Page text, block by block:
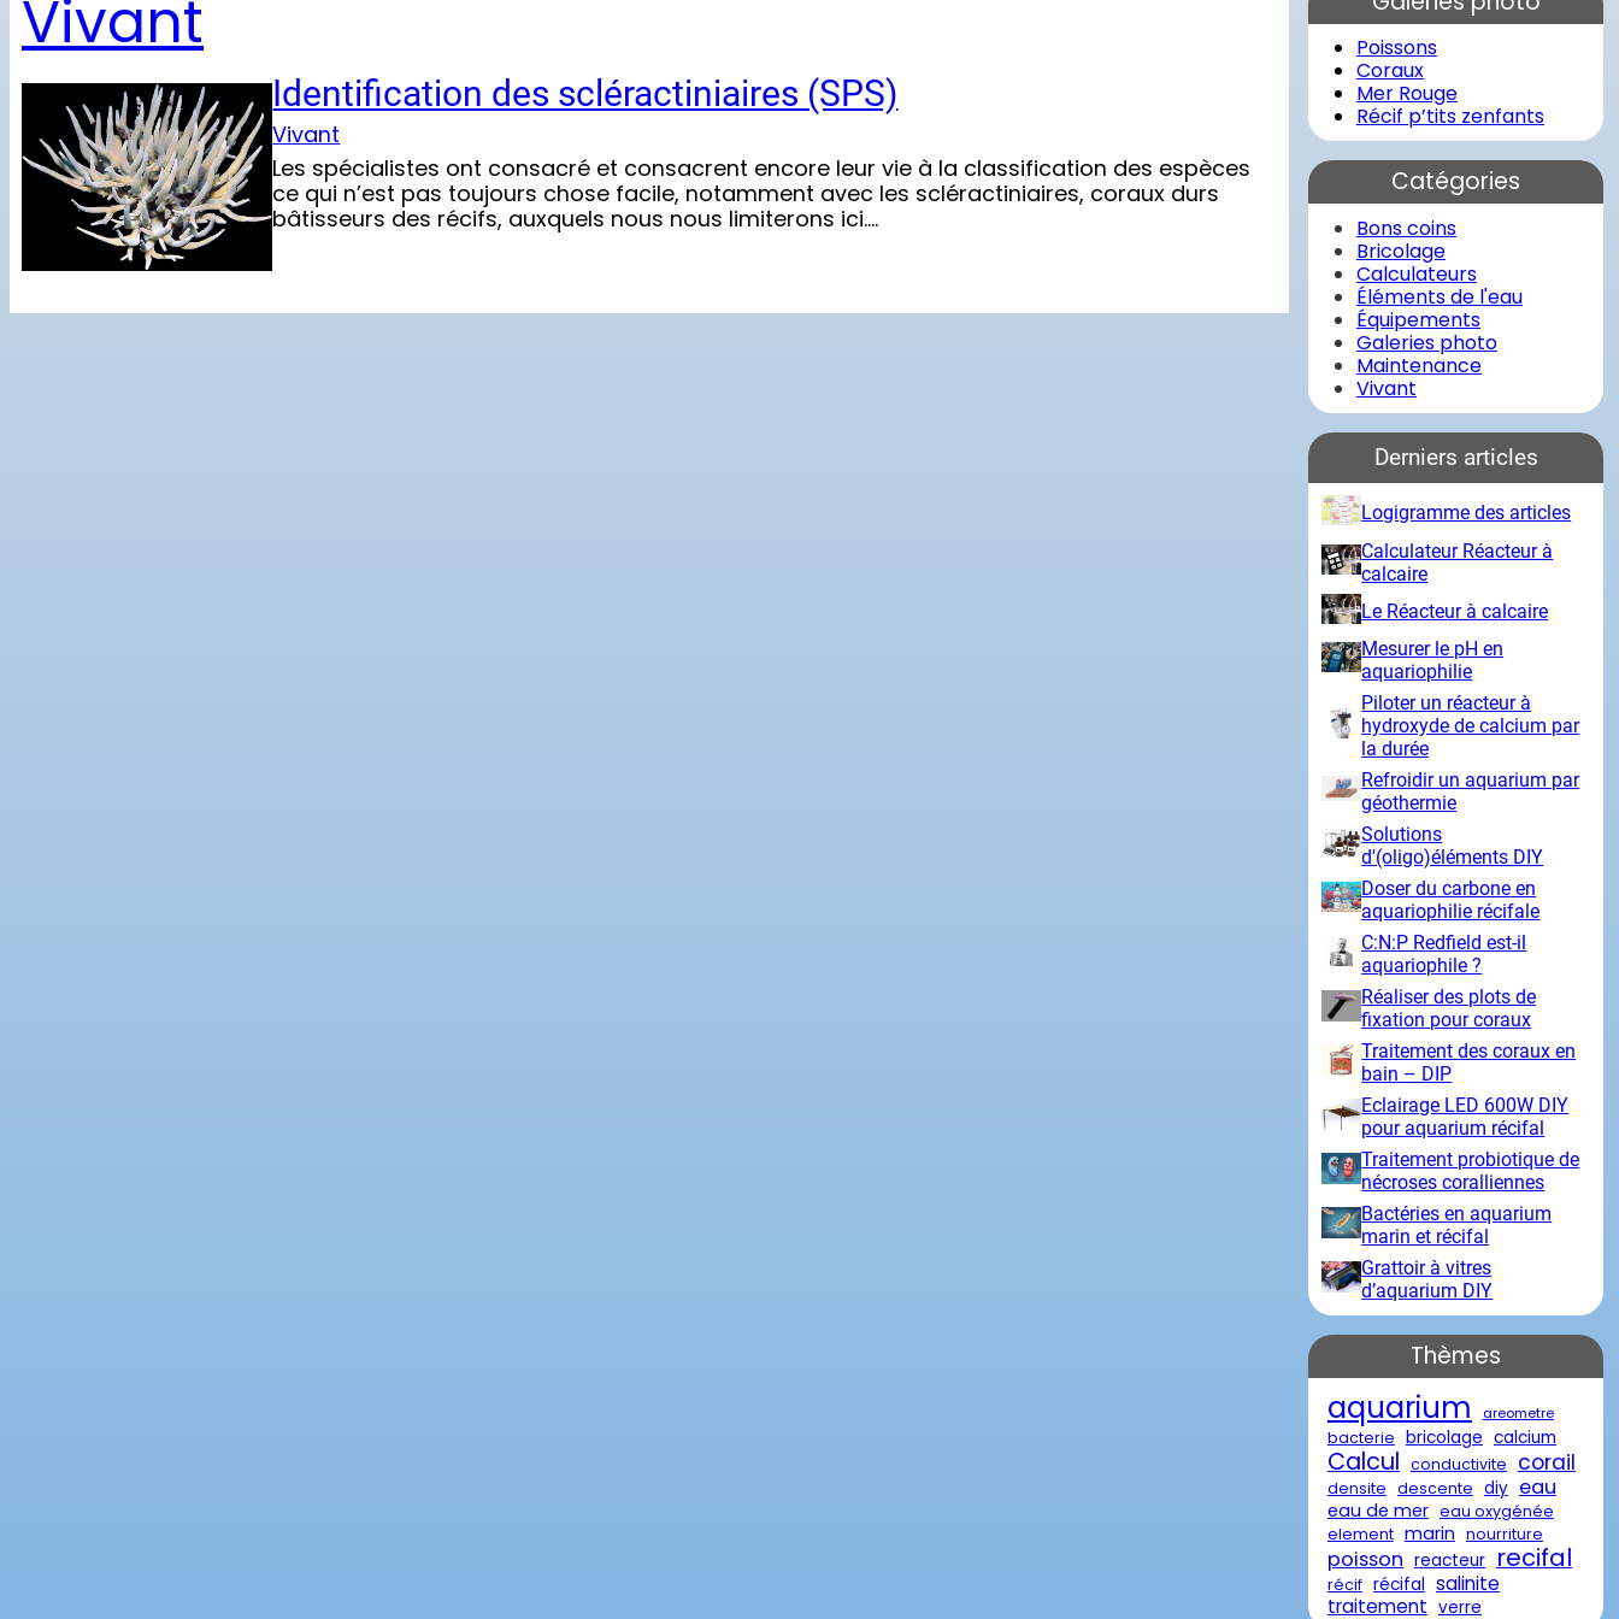
c
Vivant
Identification des scléractiniaires (SPS)
Vivant
Les spécialistes ont consacré et consacrent encore leur vie à la classification des espèces
ce qui n’est pas toujours chose facile, notamment avec les scléractiniaires, coraux durs
bâtisseurs des récifs, auxquels nous nous limiterons ici.…
Poissons
Coraux
Mer Rouge
Récif p’tits zenfants
Catégories
Bons coins
Bricolage
Calculateurs
Éléments de l'eau
Équipements
Galeries photo
Maintenance
Vivant
Derniers articles
Logigramme des articles
Calculateur Réacteur à
calcaire
Le Réacteur à calcaire
Mesurer le pH en
aquariophilie
Piloter un réacteur à
hydroxyde de calcium par
la durée
Refroidir un aquarium par
géothermie
Solutions
d'(oligo)éléments DIY
Doser du carbone en
aquariophilie récifale
C:N:P Redfield est-il
aquariophile ?
Réaliser des plots de
fixation pour coraux
Traitement des coraux en
bain – DIP
Eclairage LED 600W DIY
pour aquarium récifal
Traitement probiotique de
nécroses coralliennes
Bactéries en aquarium
marin et récifal
Grattoir à vitres
d’aquarium DIY
Thèmes
aquarium areometre
bacterie bricolage calcium
Calcul conductivite corail
densite descente diy eau
eau de mer eau oxygénée
element marin nourriture
poisson reacteur recifal
récif récifal salinite
traitement verre